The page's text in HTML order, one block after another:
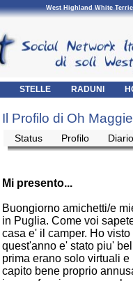
West Highland White
STELLE RADUNI
Il Profilo di Oh
Status Profilo Diario
Mi presento...
Buongiorno amichetti/e
in Puglia. Come voi
casa e' il camper. Ho
quest'anno e' stato piu'
prima erano solo virtuali
capito bene proprio